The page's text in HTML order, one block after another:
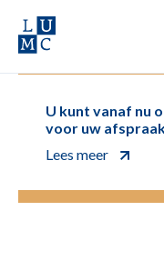
U kunt vanaf nu
voor uw
Lees meer